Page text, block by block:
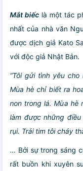
Mắt biếclà một tác
nhất của nhà văn
được dịch giả Kato
với độc giả Nhật Bản.
“Tôi gửi tình yêu
Mùa hè chỉ biết ra
non trong lá. Mùa hè
làm được những
rụi. Trái tim tôi cháy
… Bởi sự trong sáng
rất buồn khi xuyên